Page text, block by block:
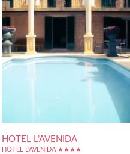
HOTEL L’AVENIDA
HOTEL L'AVENIDA ★★★★